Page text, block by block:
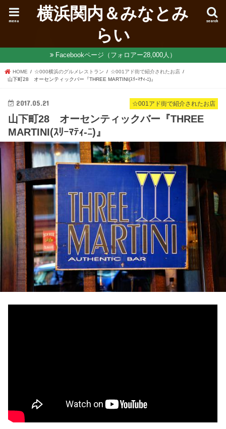
横浜関内＆みなとみ
らい
search
menu
Facebookページ（フォロアー28,000人）
HOME ☆000横浜のグルメレストラン
☆001アド街で紹介されたお店
山下町28 オーセンティックバー『THREE MARTINI(ｽﾘｰﾏﾃｨ-ﾆ)』
☆001アド街で紹介されたお店
2017.05.21
山下町28 オーセンティックバー『THREE
MARTINI(ｽﾘｰﾏﾃｨ-ﾆ)』